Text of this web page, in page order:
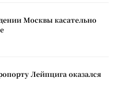
Москвы касательно
Лейпцига оказался